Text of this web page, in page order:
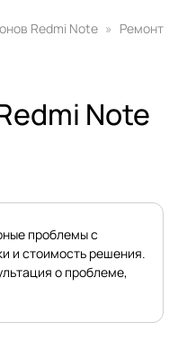
Redmi Note
Ремонт
Note
проблемы с
и стоимость решения.
о проблеме,